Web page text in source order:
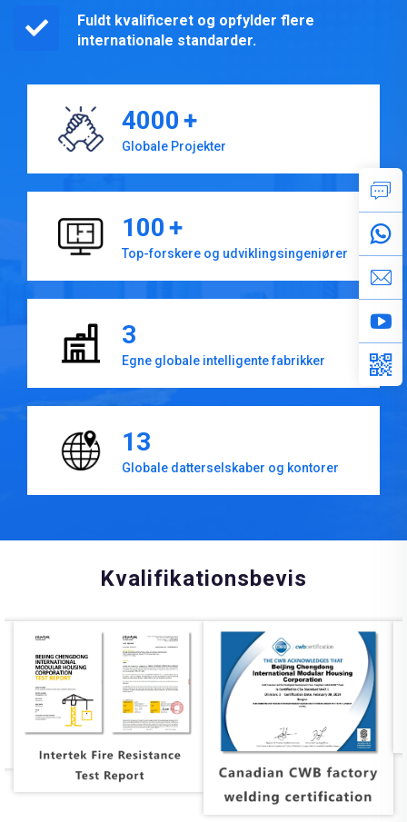
Fuldt kvalificeret og opfylder flere
internationale standarder.
4000+
Globale Projekter
100+
Top-forskere og udviklingsingeniører
3
Egne globale intelligente fabrikker
13
Globale datterselskaber og kontorer
Kvalifikationsbevis